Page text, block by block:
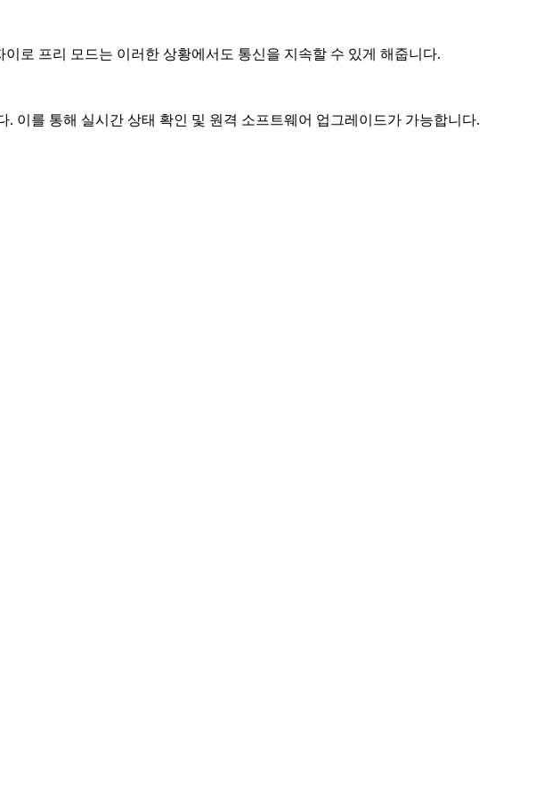
로 프리 모드는 이러한 상황에서도 통신을 지속할 수 있게 해줍니다.
이를 통해 실시간 상태 확인 및 원격 소프트웨어 업그레이드가 가능합니다.